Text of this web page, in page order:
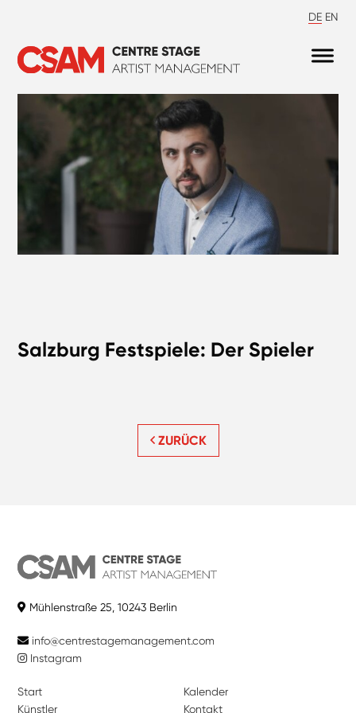
DE EN
Salzburg Festspiele: Der Spieler
ZURÜCK
Mühlenstraße 25, 10243 Berlin
info@centrestagemanagement.com
Instagram
Start
Künstler
Kalender
Kontakt